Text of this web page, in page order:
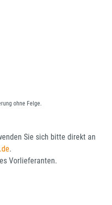
ohne Felge.
Sie sich bitte direkt an
.
Vorlieferanten.